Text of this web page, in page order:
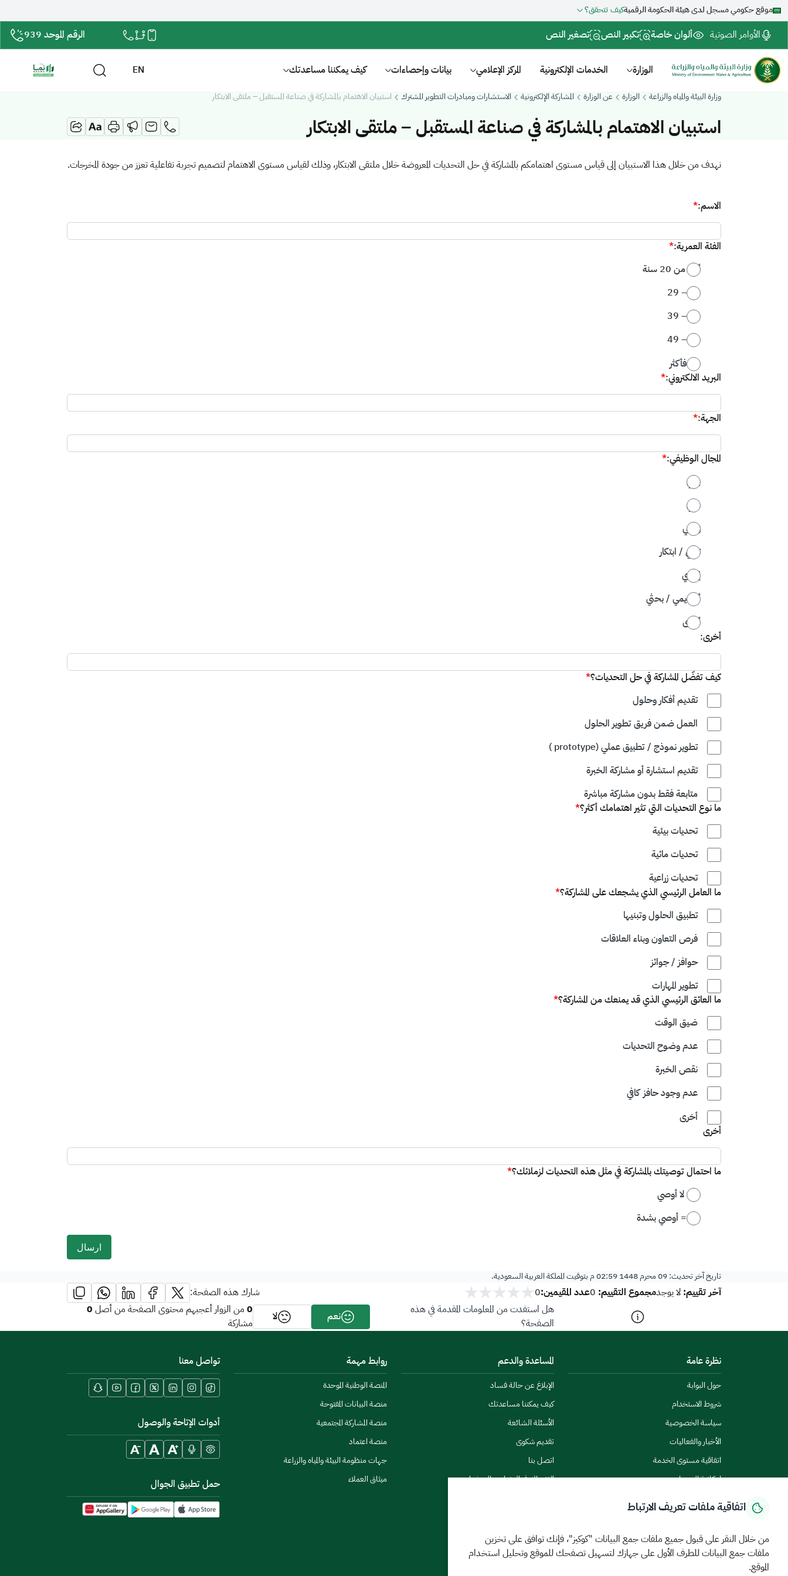
موقع حكومي مسجل لدى هيئة الحكومة الرقميةكيف تتحقق؟
الأوامر الصوتية ألوان خاصة تكبير النص تصغير النص الرقم الموحد 939
الوزارة الخدمات الإلكترونية المركز الإعلامي بيانات وإحصاءات كيف يمكننا مساعدتك EN
وزارة البيئة والمياه والزراعة الوزارة عن الوزارة المشاركة الإلكترونية الاستشارات ومبادرات التطوير المشترك استبيان الاهتمام بالمشاركة في صناعة المستقبل – ملتقى الابتكار
استبيان الاهتمام بالمشاركة في صناعة المستقبل – ملتقى الابتكار
​نهدف من خلال هذا الاستبيان إلى قياس مستوى اهتمامكم بالمشاركة في حل التحديات المعروضة خلال ملتقى الابتكار، وذلك لقياس مستوى الاهتمام لتصميم تجربة تفاعلية تعزز من جودة المخرجات.
الاسم:*
الفئة العمرية:*
أقل من 20 سنة
20 – 29
30 – 39
40 – 49
50 فأكثر
البريد الالكتروني:*
الجهة:*
المجال الوظيفي:*
بيئي
مائي
زراعي
تقني / ابتكار
إداري
أكاديمي / بحثي
أخرى
أخرى:
كيف تفضّل المشاركة في حل التحديات؟*
تقديم أفكار وحلول
العمل ضمن فريق تطوير الحلول
تطوير نموذج / تطبيق عملي (prototype )
تقديم استشارة أو مشاركة الخبرة
متابعة فقط بدون مشاركة مباشرة
ما نوع التحديات التي تثير اهتمامك أكثر؟*
تحديات بيئية
تحديات مائية
تحديات زراعية
ما العامل الرئيسي الذي يشجعك على المشاركة؟*
تطبيق الحلول وتبنيها
فرص التعاون وبناء العلاقات
حوافز / جوائز
تطوير المهارات
ما العائق الرئيسي الذي قد يمنعك من المشاركة؟*
ضيق الوقت
عدم وضوح التحديات
نقص الخبرة
عدم وجود حافز كافي
أخرى
أخرى
ما احتمال توصيتك بالمشاركة في مثل هذه التحديات لزملائك؟*
0 = لا أوصي
10 = أوصي بشدة
تاريخ آخر تحديث:09 محرم 1448 02:59 م بتوقيت المملكة العربية السعودية.
آخر تقييم:لا يوجدمجموع التقييم: 0عدد المقيمين:0
شارك هذه الصفحة:
هل استفدت من المعلومات المقدمة في هذه
الصفحة؟
نعم لا 0من الزوار أعجبهم محتوى الصفحة من أصل0
مشاركة
نظرة عامة
حول البوابة
شروط الاستخدام
سياسة الخصوصية
الأخبار والفعاليات
اتفاقية مستوى الخدمة
إمكانية الوصول
المساعدة والدعم
الإبلاغ عن حالة فساد
كيف يمكننا مساعدتك
الأسئلة الشائعة
تقديم شكوى
اتصل بنا
الاشتراك في النشرات والتحذيرات
روابط مهمة
المنصة الوطنية الموحدة
منصة البيانات المفتوحة
منصة المشاركة المجتمعية
منصة اعتماد
جهات منظومة البيئة والمياه والزراعة
ميثاق العملاء
تواصل معنا
أدوات الإتاحة والوصول
حمل تطبيق الجوال
اتفاقية ملفات تعريف الارتباط
من خلال النقر على قبول جميع ملفات جمع البيانات "كوكيز"، فإنك توافق على تخزين
ملفات جمع البيانات للطرف الأول على جهازك لتسهيل تصفحك للموقع وتحليل استخدام
الموقع.